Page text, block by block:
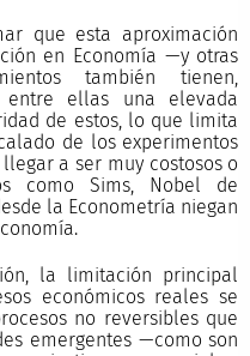
que esta aproximación
en Economía —y otras
también tienen,
entre ellas una elevada
de estos, lo que limita
de los experimentos
a ser muy costosos o
como Sims, Nobel de
la Econometría niegan
la limitación principal
económicos reales se
no reversibles que
emergentes —como son